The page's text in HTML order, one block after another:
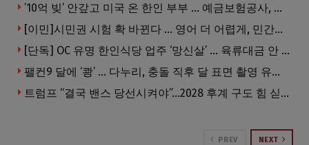
’10억 빚’ 안갚고 미국 온 한인 부부 … 예금보험공사, 미국서 소송
[이민]시민권 시험 확 바뀐다 … 영어 더 어렵게, 민간시험 도입 추진
[단독] OC 유명 한인식당 업주 ‘망신살’ … 육류대금 안 갚자 식당서 공개추심
팰컨9 달에 ‘쾅’ … 다누리, 충돌 직후 달 표면 촬영 유일 탐사선
트럼프 “결국 밴스 당선시켜야”…2028 후계 구도 힘 싣나
PREV NEXT